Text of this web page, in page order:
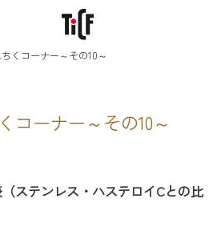
くコーナー～その10～
コーナー～その10～
ステンレス・ハステロイCとの比